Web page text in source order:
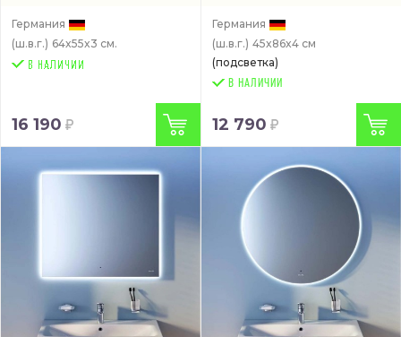
Германия
(ш.в.г.) 64x55x3 см.
16 190
Германия
(ш.в.г.) 45x86x4 см
(подсветка)
В НАЛИЧИИ
12 790